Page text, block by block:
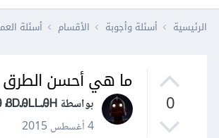
الرئيسية أسئلة وأجوبة الأقسام أسئلة
0
ما هي أحسن الطرق
بواسطة ᏰᏫᏌᎯ ᏰᎠᎯᏞᏞᎯᎻ
4 أغسطس 2015